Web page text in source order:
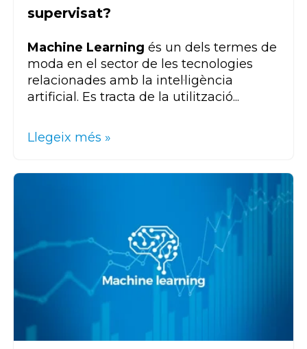
supervisat?
Machine Learning és un dels termes de
moda en el sector de les tecnologies
relacionades amb la intel·ligència
artificial. Es tracta de la utilització...
Llegeix més »